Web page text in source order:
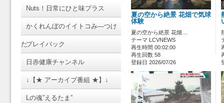
Nuts！日常にひと味プラス
かくれんぼのイイトコみ―つけ
たプレイバック
日赤健康チャンネル
↓【★ アーカイブ番組 ★】↓
Lの魂”えるたま”
夏の空から絶景 花畑で気球
体験
夏の空から絶景 花畑…
テーマ LCVNEWS
再生時間 00:02:00
再生回数 58
登録日 2026/07/26